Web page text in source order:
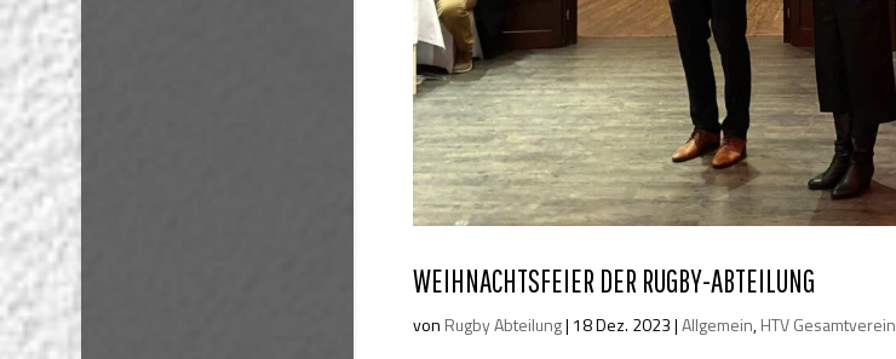
WEIHNACHTSFEIER DER RUGBY-ABTEILUNG
von Rugby Abteilung| 18 Dez. 2023|Allgemein,HTV Gesamtverein